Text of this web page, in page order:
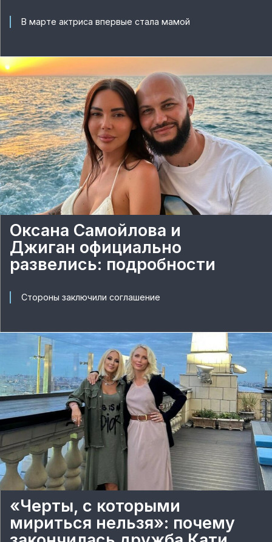
В марте актриса впервые стала мамой
Оксана Самойлова и
Джиган официально
развелись: подробности
Стороны заключили соглашение
«Черты, с которыми
мириться нельзя»: почему